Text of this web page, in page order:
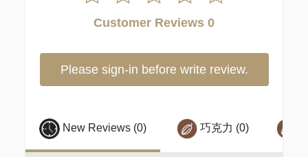
Customer Reviews 0
Please sign-in before write review.
New Reviews (0) 巧克力 (0)